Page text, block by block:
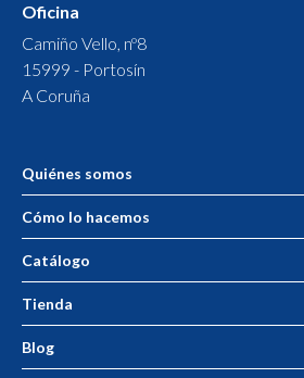
Oficina
Camiño Vello, nº8
15999 - Portosín
A Coruña
Quiénes somos
Cómo lo hacemos
Catálogo
Tienda
Blog